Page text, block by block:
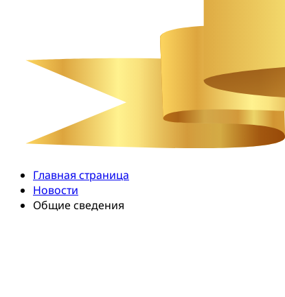
Главная страница
Новости
Общие сведения